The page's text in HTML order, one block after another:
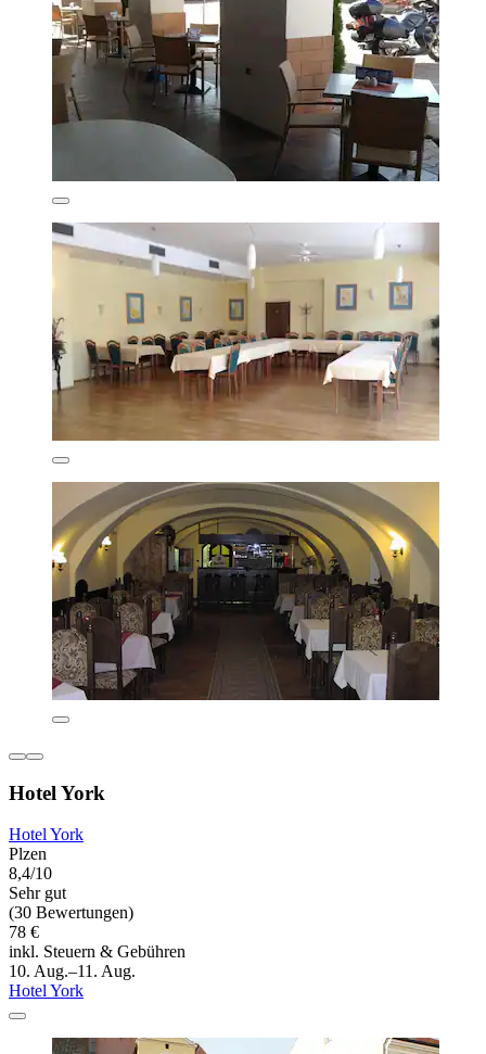
Hotel York
Hotel York
Plzen
8,4/10
Sehr gut
(30 Bewertungen)
78 €
inkl. Steuern & Gebühren
10. Aug.–11. Aug.
Hotel York